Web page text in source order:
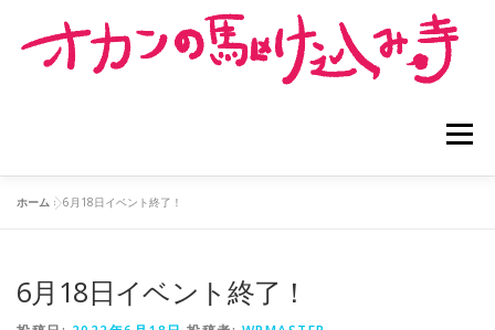
メニュー
お寺でできること お寺のメニュー
ホーム »6月18日イベント終了！
6月18日イベント終了！